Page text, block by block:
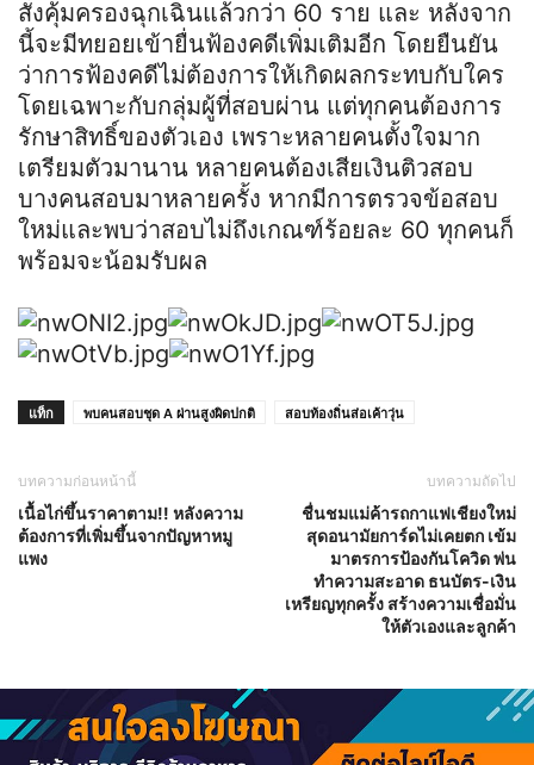
สั่งคุ้มครองฉุกเฉินแล้วกว่า 60 ราย และ หลังจาก
นี้จะมีทยอยเข้ายื่นฟ้องคดีเพิ่มเติมอีก โดยยืนยัน
ว่าการฟ้องคดีไม่ต้องการให้เกิดผลกระทบกับใคร
โดยเฉพาะกับกลุ่มผู้ที่สอบผ่าน แต่ทุกคนต้องการ
รักษาสิทธิ์ของตัวเอง เพราะหลายคนตั้งใจมาก
เตรียมตัวมานาน หลายคนต้องเสียเงินติวสอบ
บางคนสอบมาหลายครั้ง หากมีการตรวจข้อสอบ
ใหม่และพบว่าสอบไม่ถึงเกณฑ์ร้อยละ 60 ทุกคนก็
พร้อมจะน้อมรับผล
แท็ก พบคนสอบชุด A ผ่านสูงผิดปกติ สอบท้องถิ่นส่อเค้าวุ่น
บทความก่อนหน้านี้
เนื้อไก่ขึ้นราคาตาม!! หลังความ
ต้องการที่เพิ่มขึ้นจากปัญหาหมู
แพง
บทความถัดไป
ชื่นชมแม่ค้ารถกาแฟเชียงใหม่
สุดอนามัยการ์ดไม่เคยตก เข้ม
มาตรการป้องกันโควิด พ่น
ทำความสะอาด ธนบัตร-เงิน
เหรียญทุกครั้ง สร้างความเชื่อมั่น
ให้ตัวเองและลูกค้า